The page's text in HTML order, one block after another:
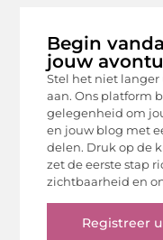
Begin
jouw
Stel het niet
aan. Ons platform
gelegenheid om
en jouw blog met
delen. Druk op de
zet de eerste stap
zichtbaarheid en
Registreer